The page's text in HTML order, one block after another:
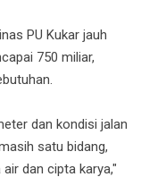
PU Kukar jauh
750 miliar,
dan kondisi jalan
satu bidang,
dan cipta karya,"